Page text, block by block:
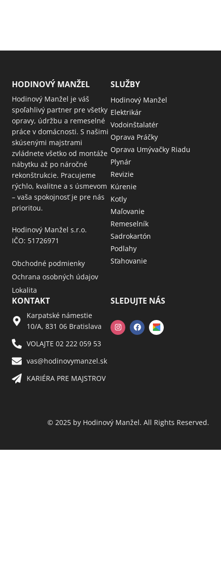
HODINOVÝ MANŽEL
Hodinový Manžel je váš
spoľahlivý partner pre všetky
opravy, údržbu a remeselné
práce v domácnosti. S našimi
skúsenými majstrami
zvládnete všetko od montáže
nábytku až po náročné
rekonštrukcie. Pracujeme
rýchlo, kvalitne a s úsmevom
– vaša spokojnosť je pre nás
prioritou.
Hodinový Manžel s.r.o.
IČO: 51726971
Obchodné podmienky
Ochrana osobných údajov
Lokalita
SLUŽBY
Hodinový Manžel
Elektrikár
Vodoinštalatér
Oprava Práčky
Oprava Umývačky Riadu
Plynár
Revizie
Kúrenie
Kotly
Maľovanie
Remeselník
Sadrokartón
Podlahy
Sťahovanie
KONTAKT
Karpatské námestie
10/A, 831 06 Bratislava
VOLAJTE 02 222 059 53​
vas@hodinovymanzel.sk​
KARIÉRA PRE MAJSTROV​
SLEDUJTE NÁS
© 2025 by Hodinový Manžel. All Rights Reserved.